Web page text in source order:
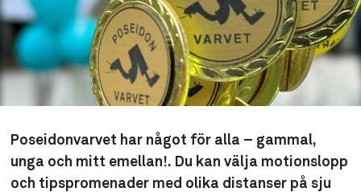
Poseidonvarvet har något för alla – gammal,
unga och mitt emellan!. Du kan välja motionslopp
och tipspromenader med olika distanser på sju